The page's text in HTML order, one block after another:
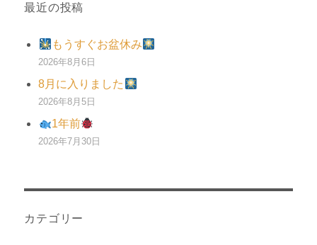
最近の投稿
もうすぐお盆休み
2026年8月6日
8月に入りました
2026年8月5日
1年前
2026年7月30日
カテゴリー